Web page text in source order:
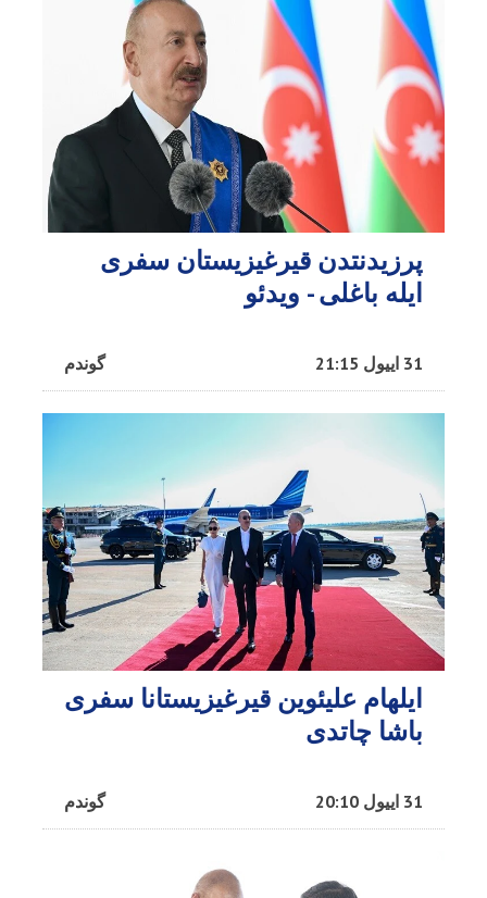
پرزیدنتدن قیرغیزیستان سفری
ایله باغلی - ویدئو
گوندم 31 اییول 21:15
ایلهام علیئوین قیرغیزیستانا سفری
باشا چاتدی
گوندم 31 اییول 20:10